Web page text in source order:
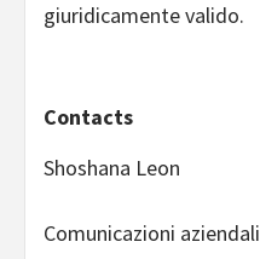
giuridicamente valido.
Contacts
Shoshana Leon
Comunicazioni aziendali